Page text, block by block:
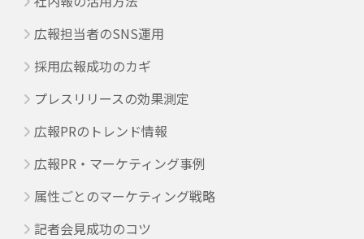
広報担当者のSNS運用
採用広報成功のカギ
プレスリリースの効果測定
広報PRのトレンド情報
広報PR・マーケティング事例
属性ごとのマーケティング戦略
記者会見成功のコツ